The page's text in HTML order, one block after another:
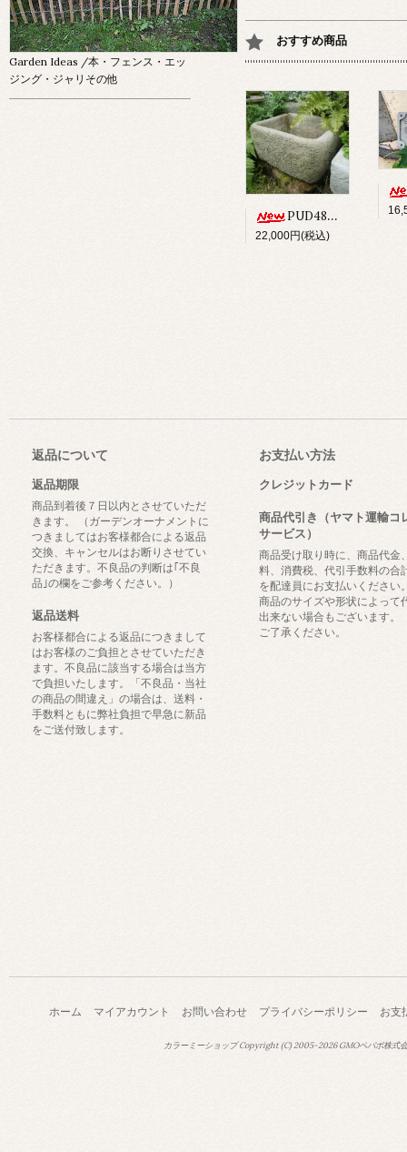
おすすめ商品
PUD48 ALPINE PLANTER
22,000円(税込)
Garden Ideas /本・フェンス・エッ
ジング・ジャリその他
返品について
返品期限
商品到着後７日以内とさせていただ
きます。 （ガーデンオーナメントに
つきましてはお客様都合による返品
交換、キャンセルはお断りさせてい
ただきます。不良品の判断は｢不良
品｣の欄をご参考ください。）
返品送料
お客様都合による返品につきまして
はお客様のご負担とさせていただき
ます。不良品に該当する場合は当方
で負担いたします。「不良品・当社
の商品の間違え」の場合は、送料・
手数料ともに弊社負担で早急に新品
をご送付致します。
お支払い方法
クレジットカード
商品代引き（ヤマト運輸コ
サービス）
商品受け取り時に、商品代金
料、消費税、代引手数料の合
を配達員にお支払いください
商品のサイズや形状によって
出来ない場合もございます。
ご了承ください。
ホーム マイアカウント お問い合わせ プライバシーポリシー お支
カラーミーショップCopyright (C) 2005-2026GMOペパボ株式